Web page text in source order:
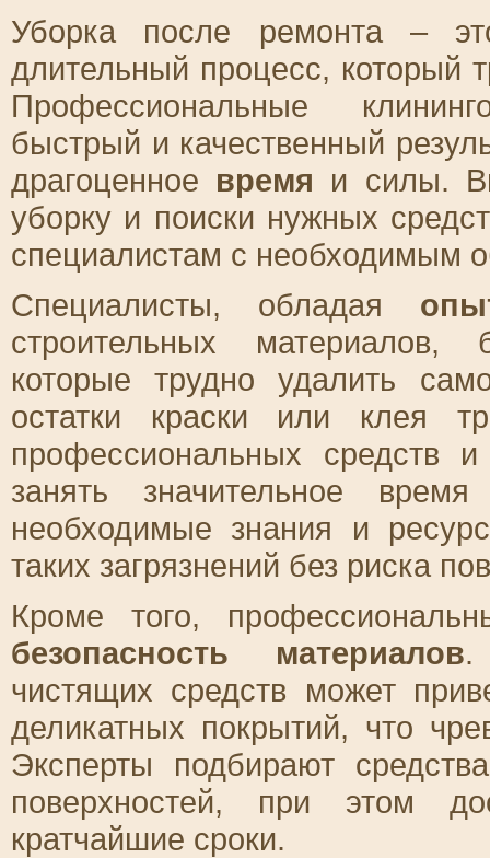
Уборка после ремонта –
длительный процесс, который
Профессиональные
быстрый и качественный
драгоценное время и силы.
уборку и поиски нужных
специалистам с необходимым
Специалисты, обладая
строительных материалов,
которые трудно удалить
остатки краски или клея
профессиональных средств
занять значительное
необходимые знания и
таких загрязнений без риска
Кроме того,
безопасность материалов.
чистящих средств может
деликатных покрытий, что
Эксперты подбирают
поверхностей, при этом
кратчайшие сроки.